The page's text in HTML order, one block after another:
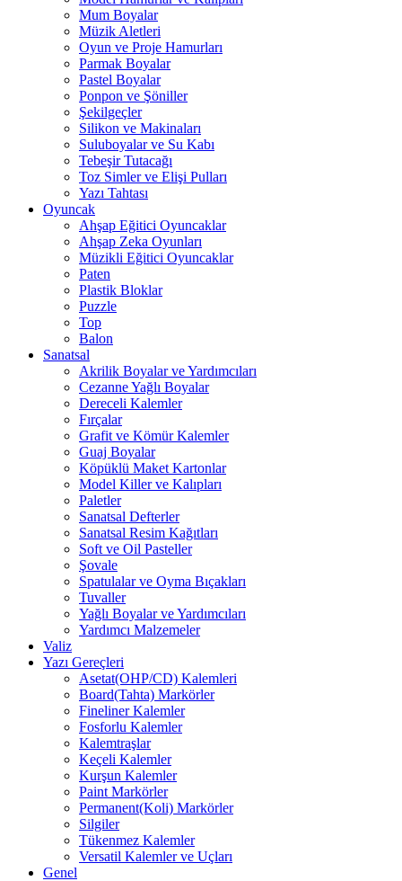
Mum Boyalar
Müzik Aletleri
Oyun ve Proje Hamurları
Parmak Boyalar
Pastel Boyalar
Ponpon ve Şöniller
Şekilgeçler
Silikon ve Makinaları
Suluboyalar ve Su Kabı
Tebeşir Tutacağı
Toz Simler ve Elişi Pulları
Yazı Tahtası
Oyuncak
Ahşap Eğitici Oyuncaklar
Ahşap Zeka Oyunları
Müzikli Eğitici Oyuncaklar
Paten
Plastik Bloklar
Puzzle
Top
Balon
Sanatsal
Akrilik Boyalar ve Yardımcıları
Cezanne Yağlı Boyalar
Dereceli Kalemler
Fırçalar
Grafit ve Kömür Kalemler
Guaj Boyalar
Köpüklü Maket Kartonlar
Model Killer ve Kalıpları
Paletler
Sanatsal Defterler
Sanatsal Resim Kağıtları
Soft ve Oil Pasteller
Şovale
Spatulalar ve Oyma Bıçakları
Tuvaller
Yağlı Boyalar ve Yardımcıları
Yardımcı Malzemeler
Valiz
Yazı Gereçleri
Asetat(OHP/CD) Kalemleri
Board(Tahta) Markörler
Fineliner Kalemler
Fosforlu Kalemler
Kalemtraşlar
Keçeli Kalemler
Kurşun Kalemler
Paint Markörler
Permanent(Koli) Markörler
Silgiler
Tükenmez Kalemler
Versatil Kalemler ve Uçları
Genel